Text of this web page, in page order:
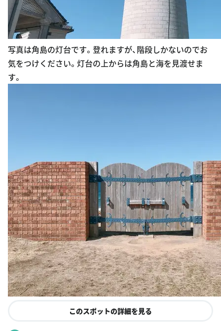
写真は角島の灯台です。登れますが、階段しかないのでお
気をつけください。灯台の上からは角島と海を見渡せま
す。
このスポットの詳細を見る